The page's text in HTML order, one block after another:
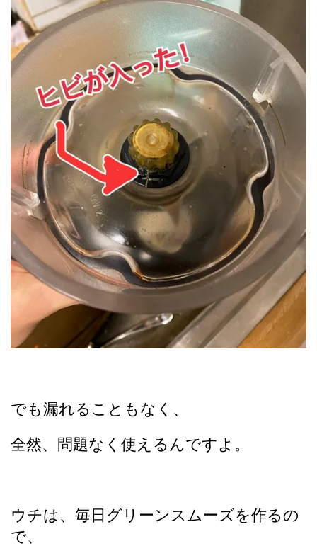
でも漏れることもなく、
全然、問題なく使えるんですよ。
ウチは、毎日グリーンスムーズを作るの
で、